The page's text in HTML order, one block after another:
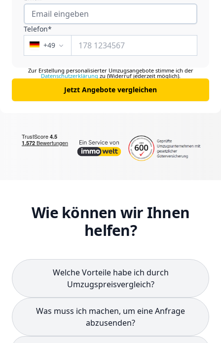
Telefon*
+49
Zur Erstellung personalisierter Umzugsangebote stimme ich der
Datenschutzerklärung zu (Widerruf jederzeit möglich).
Jetzt Angebote vergleichen
Wie können wir Ihnen
helfen?
Welche Vorteile habe ich durch
Umzugspreisvergleich?
Was muss ich machen, um eine Anfrage
abzusenden?